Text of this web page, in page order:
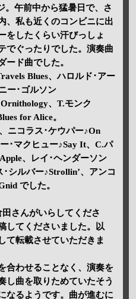
。午前中から猛暑日で、さ
、私も近くのコンビニに出
をしたくらい汗びっしょ
でぐったりでした。演奏曲
ード曲でした。
Blues、ハロルド･アー
ー･ゴルソン
、T.モンク
for Alice。
ニコラス･ケウパー♪On
･マクヒュー♪Say It、C.パ
、レイ･ヘンダーソン
シルバー♪Strollin’、アンコ
でした。
さんがいらしてくださ
してくださいました。以
て転載させていただきま
合わせることなく、演奏を
し曲を取りためていたそう
なるようです。曲が進むに